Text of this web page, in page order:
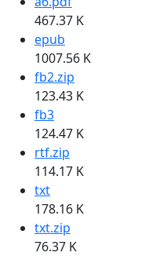
467.37 K
epub
1007.56 K
fb2.zip
123.43 K
fb3
124.47 K
rtf.zip
114.17 K
txt
178.16 K
txt.zip
76.37 K